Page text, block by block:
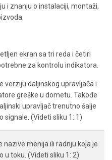
i znanju o instalaciji, montaži,
ekran sa tri reda i četiri
za kontrolu indikatora.
verziju daljinskog upravljača i
greške u dometu. Takođe
upravljač trenutno šalje
signale. (Videti sliku 1: 1)
nazive menija ili radnju koja je
u toku. (Videti sliku 1: 2)